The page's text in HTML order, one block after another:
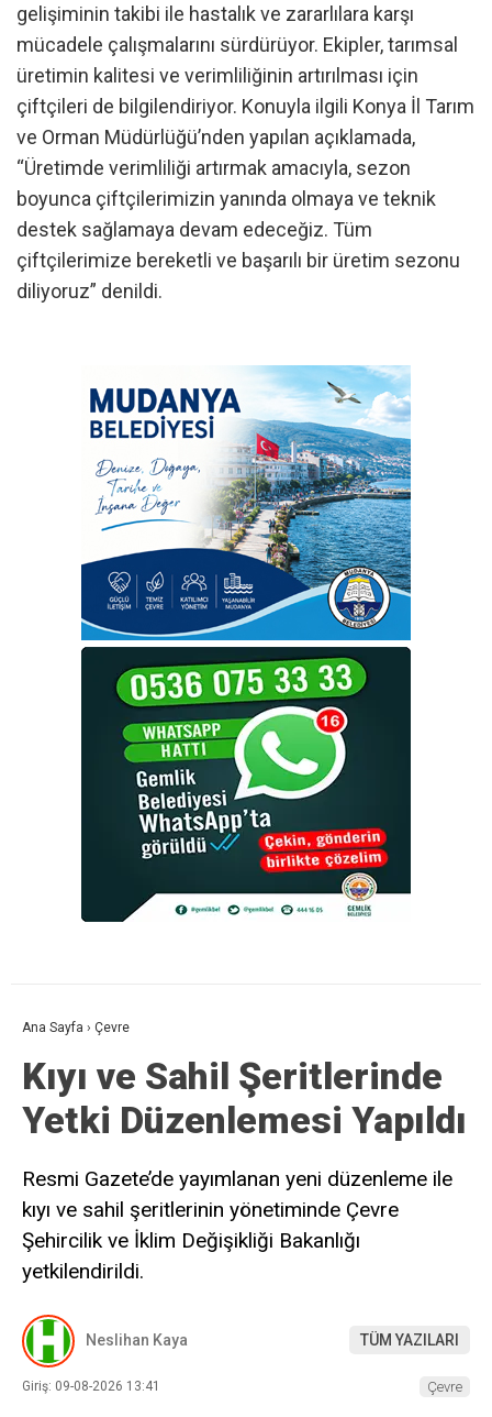
gelişiminin takibi ile hastalık ve zararlılara karşı
mücadele çalışmalarını sürdürüyor. Ekipler, tarımsal
üretimin kalitesi ve verimliliğinin artırılması için
çiftçileri de bilgilendiriyor. Konuyla ilgili Konya İl Tarım
ve Orman Müdürlüğü’nden yapılan açıklamada,
“Üretimde verimliliği artırmak amacıyla, sezon
boyunca çiftçilerimizin yanında olmaya ve teknik
destek sağlamaya devam edeceğiz. Tüm
çiftçilerimize bereketli ve başarılı bir üretim sezonu
diliyoruz” denildi.
Ana Sayfa › Çevre
Kıyı ve Sahil Şeritlerinde
Yetki Düzenlemesi Yapıldı
Resmi Gazete’de yayımlanan yeni düzenleme ile
kıyı ve sahil şeritlerinin yönetiminde Çevre
Şehircilik ve İklim Değişikliği Bakanlığı
yetkilendirildi.
Neslihan Kaya TÜM YAZILARI
Giriş: 09-08-2026 13:41 Çevre